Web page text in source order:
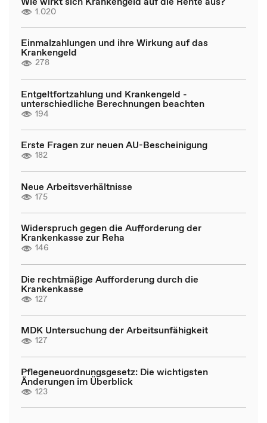
1.020
Einmalzahlungen und ihre Wirkung auf das
Krankengeld
278
Entgeltfortzahlung und Krankengeld -
unterschiedliche Berechnungen beachten
194
Erste Fragen zur neuen AU-Bescheinigung
182
Neue Arbeitsverhältnisse
175
Widerspruch gegen die Aufforderung der
Krankenkasse zur Reha
146
Die rechtmäßige Aufforderung durch die
Krankenkasse
127
MDK Untersuchung der Arbeitsunfähigkeit
127
Pflegeneuordnungsgesetz: Die wichtigsten
Änderungen im Überblick
123